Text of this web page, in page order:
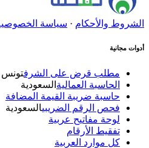
الشروط والأحكام· سياسة الخصوصية
أدوات مجانية
مطلب قرض على الشرف تونس
الحاسبة العماليةالسعودية
حاسبة ضريبة القيمة المضافة
فحص الرقم الضريبيالسعودية
لوحة مفاتيح عربية
تفقيط الأرقام
كل موارد العربية